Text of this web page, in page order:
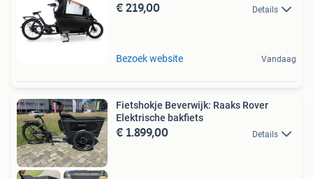
€ 219,00 Details
Bezoek website Vandaag
Fietshokje Beverwijk: Raaks Rover
Elektrische bakfiets
€ 1.899,00 Details